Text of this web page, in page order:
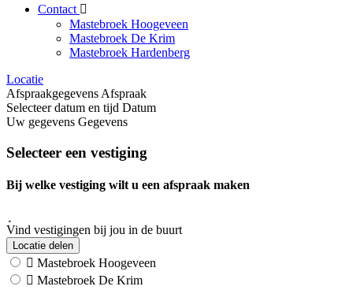
Contact
Mastebroek Hoogeveen
Mastebroek De Krim
Mastebroek Hardenberg
Locatie
Afspraakgegevens Afspraak
Selecteer datum en tijd Datum
Uw gegevens Gegevens
Selecteer een vestiging
Bij welke vestiging wilt u een afspraak maken
Vind vestigingen bij jou in de buurt
Locatie delen
Mastebroek Hoogeveen
Mastebroek De Krim